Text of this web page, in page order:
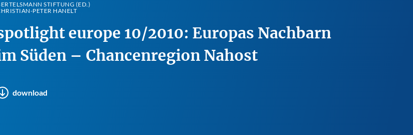
STIFTUNG (ED.)
PETER HANELT
europe 10/2010: Europas Nachbarn
Süden – Chancenregion Nahost
download